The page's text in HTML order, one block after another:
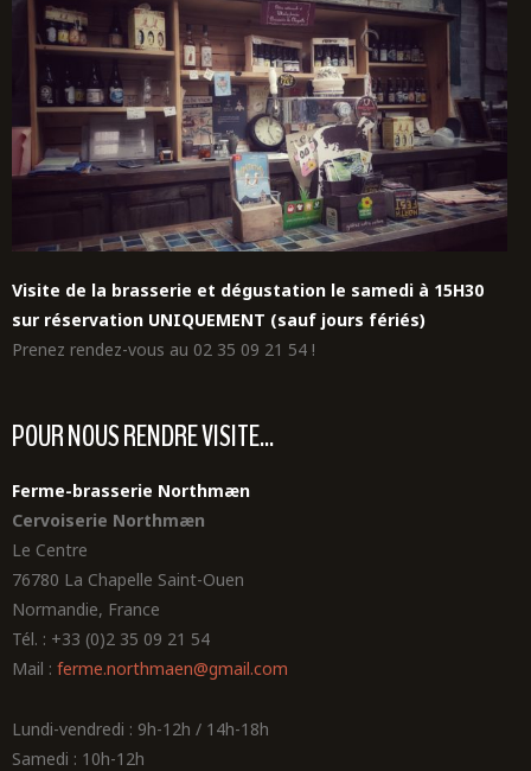
Visite de la brasserie et dégustation le samedi à 15H30
sur réservation UNIQUEMENT (sauf jours fériés)
Prenez rendez-vous au 02 35 09 21 54 !
POUR NOUS RENDRE VISITE...
Ferme-brasserie Northmæn
Cervoiserie Northmæn
Le Centre
76780 La Chapelle Saint-Ouen
Normandie, France
Tél. : +33 (0)2 35 09 21 54
Mail : ferme.northmaen@gmail.com
Lundi-vendredi : 9h-12h / 14h-18h
Samedi : 10h-12h